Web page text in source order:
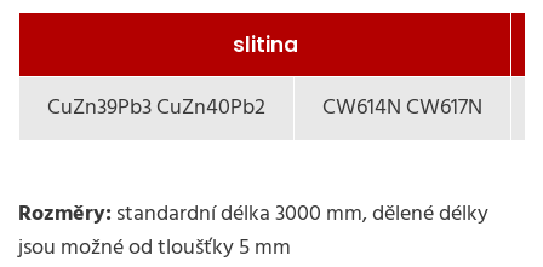
slitina
CuZn39Pb3 CuZn40Pb2 CW614N CW617N
Rozměry: standardní délka 3000 mm, dělené délky
jsou možné od tloušťky 5 mm